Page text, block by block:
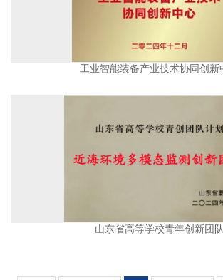
工业智能装备产业技术协同创新
山东省高等学校青年创新团队